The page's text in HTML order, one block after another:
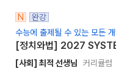
N
완강
수능에 출제될 수 있는 모든
[정치와법] 2027
[사회] 최적 선생님 커리큘럼